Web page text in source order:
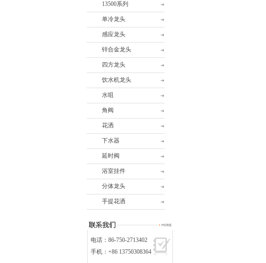
13500系列
单冷龙头
感应龙头
锌合金龙头
四方龙头
饮水机龙头
水咀
角阀
花洒
下水器
延时阀
浴室挂件
分体龙头
手提花洒
电话：86-750-2713402
手机：+86 13750308364